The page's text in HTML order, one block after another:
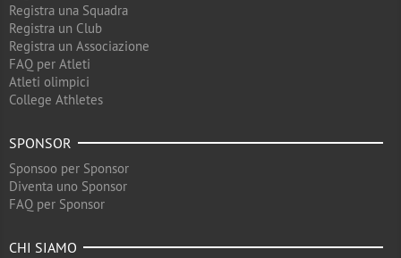
Registra una Squadra
Registra un Club
Registra un Associazione
FAQ per Atleti
Atleti olimpici
College Athletes
SPONSOR
Sponsoo per Sponsor
Diventa uno Sponsor
FAQ per Sponsor
CHI SIAMO